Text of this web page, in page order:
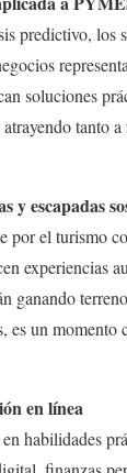
predictivo, los
soluciones
tanto
y escapadas
por el turismo
experiencias
ganando
es un momento
en línea
habilidades